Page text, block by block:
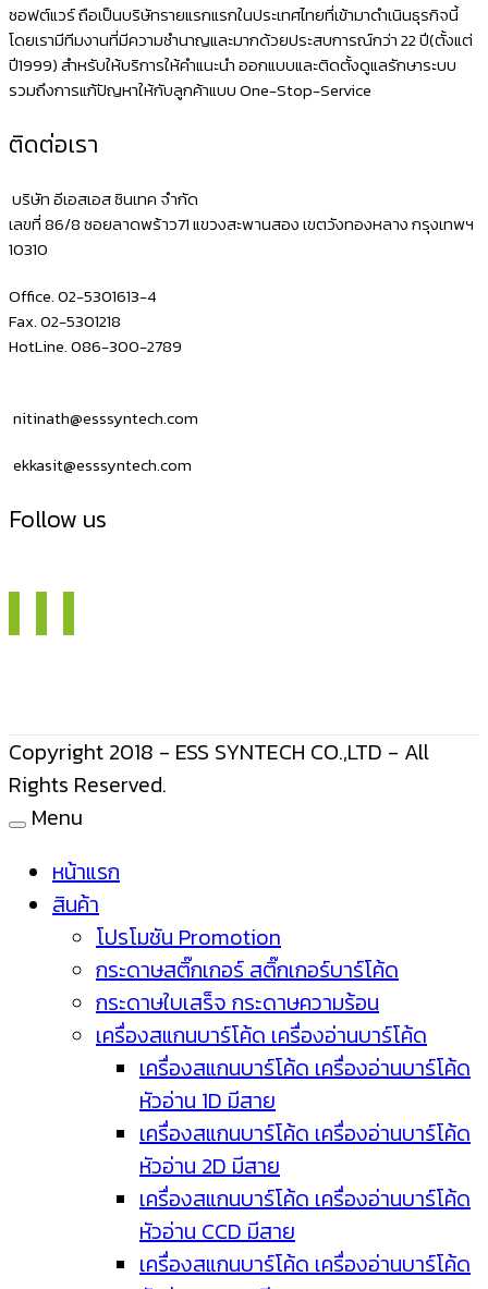
ซอฟต์แวร์ ถือเป็นบริษัทรายแรกแรกในประเทศไทยที่เข้ามาดำเนินธุรกิจนี้
โดยเรามีทีมงานที่มีความชำนาญและมากด้วยประสบการณ์กว่า 22 ปี(ตั้งแต่
ปี1999) สำหรับให้บริการให้คำแนะนำ ออกแบบและติดตั้งดูแลรักษาระบบ
รวมถึงการแก้ปัญหาให้กับลูกค้าแบบ One-Stop-Service
ติดต่อเรา
บริษัท อีเอสเอส ซินเทค จำกัด
เลขที่ 86/8 ซอยลาดพร้าว71 แขวงสะพานสอง เขตวังทองหลาง กรุงเทพฯ
10310
Office. 02-5301613-4
Fax. 02-5301218
HotLine. 086-300-2789
nitinath@esssyntech.com
ekkasit@esssyntech.com
Follow us
Copyright 2018 - ESS SYNTECH CO.,LTD - All
Rights Reserved.
Menu
หน้าแรก
สินค้า
โปรโมชัน Promotion
กระดาษสติ๊กเกอร์ สติ๊กเกอร์บาร์โค้ด
กระดาษใบเสร็จ กระดาษความร้อน
เครื่องสแกนบาร์โค้ด เครื่องอ่านบาร์โค้ด
เครื่องสแกนบาร์โค้ด เครื่องอ่านบาร์โค้ด
หัวอ่าน 1D มีสาย
เครื่องสแกนบาร์โค้ด เครื่องอ่านบาร์โค้ด
หัวอ่าน 2D มีสาย
เครื่องสแกนบาร์โค้ด เครื่องอ่านบาร์โค้ด
หัวอ่าน CCD มีสาย
เครื่องสแกนบาร์โค้ด เครื่องอ่านบาร์โค้ด